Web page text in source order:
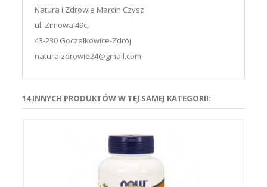
Natura i Zdrowie Marcin Czysz
ul. Zimowa 49c,
43-230 Goczałkowice-Zdrój
naturaizdrowie24@gmail.com
14 INNYCH PRODUKTÓW W TEJ SAMEJ KATEGORII: